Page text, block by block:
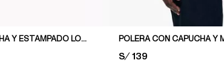
POLERA CON CAPUCHA Y ESTAMPADO LOOSE FIT
PRICE:
S/ 139